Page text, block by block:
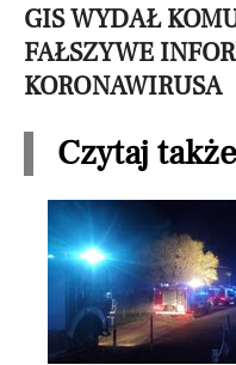
GIS WYDAŁ
FAŁSZYWE
KORONAWIRUSA
Czytaj także